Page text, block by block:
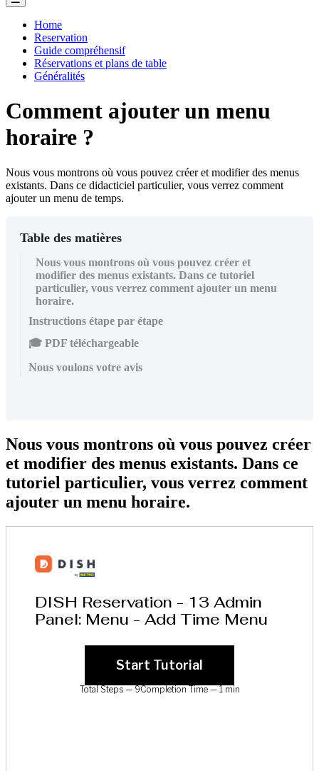
Home
Reservation
Guide compréhensif
Réservations et plans de table
Généralités
Comment ajouter un menu
horaire ?
Nous vous montrons où vous pouvez créer et modifier des menus
existants. Dans ce didacticiel particulier, vous verrez comment
ajouter un menu de temps.
Table des matières
Nous vous montrons où vous pouvez créer et
modifier des menus existants. Dans ce tutoriel
particulier, vous verrez comment ajouter un menu
horaire.
Instructions étape par étape
🎓 PDF téléchargeable
Nous voulons votre avis
Nous vous montrons où vous pouvez créer
et modifier des menus existants. Dans ce
tutoriel particulier, vous verrez comment
ajouter un menu horaire.